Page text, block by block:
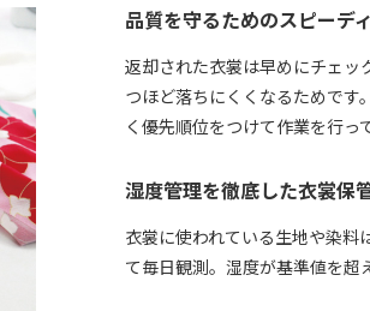
品質を守るためのスピーデ
返却された衣裳は早めにチェッ
つほど落ちにくくなるためです
く優先順位をつけて作業を行っ
湿度管理を徹底した衣裳保
衣裳に使われている生地や染料
て毎日観測。湿度が基準値を超